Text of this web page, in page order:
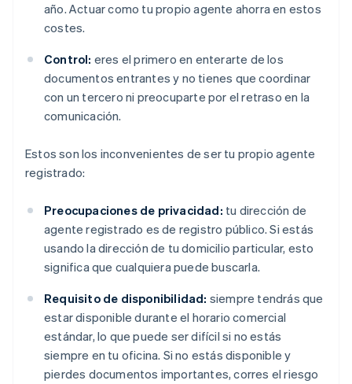
año. Actuar como tu propio agente ahorra en estos
costes.
Control: eres el primero en enterarte de los
documentos entrantes y no tienes que coordinar
con un tercero ni preocuparte por el retraso en la
comunicación.
Estos son los inconvenientes de ser tu propio agente
registrado:
Preocupaciones de privacidad: tu dirección de
agente registrado es de registro público. Si estás
usando la dirección de tu domicilio particular, esto
significa que cualquiera puede buscarla.
Requisito de disponibilidad: siempre tendrás que
estar disponible durante el horario comercial
estándar, lo que puede ser difícil si no estás
siempre en tu oficina. Si no estás disponible y
pierdes documentos importantes, corres el riesgo